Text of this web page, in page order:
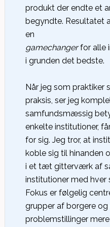
produkt der endte et
begyndte. Resultatet
en
gamechangerfor alle
i grunden det bedste.
Når jeg som praktiker
praksis, ser jeg
samfundsmæssig
enkelte institutioner,
for sig. Jeg tror, at
koble sig til hinanden
i et tæt gitterværk af
institutioner med hver
Fokus er følgelig
grupper af borgere og
problemstillinger